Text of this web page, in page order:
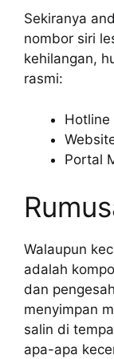
Sekiranya
nombor siri
kehilangan,
rasmi:
Portal
Walaupun
adalah
dan
menyimpan
salin di
apa-apa